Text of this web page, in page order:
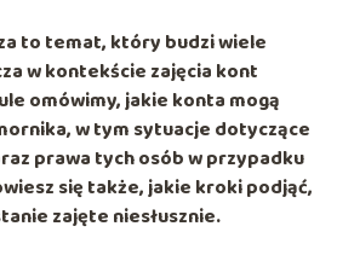
to temat, który budzi wiele
w kontekście zajęcia kont
omówimy, jakie konta mogą
w tym sytuacje dotyczące
prawa tych osób w przypadku
się także, jakie kroki podjąć,
zajęte niesłusznie.